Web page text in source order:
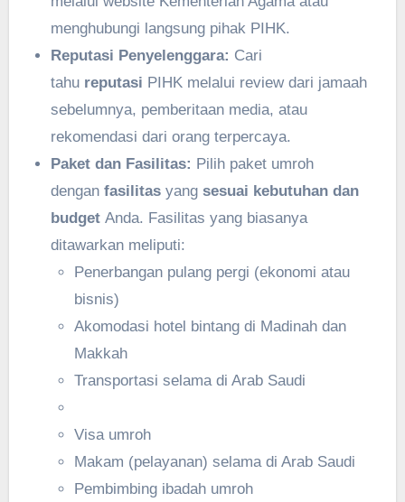
menghubungi langsung pihak PIHK.
Reputasi Penyelenggara: Cari
tahu reputasi PIHK melalui review dari jamaah
sebelumnya, pemberitaan media, atau
rekomendasi dari orang terpercaya.
Paket dan Fasilitas: Pilih paket umroh
dengan fasilitasyang sesuai kebutuhan dan
budgetAnda. Fasilitas yang biasanya
ditawarkan meliputi:
Penerbangan pulang pergi (ekonomi atau
bisnis)
Akomodasi hotel bintang di Madinah dan
Makkah
Transportasi selama di Arab Saudi
Visa umroh
Makam (pelayanan) selama di Arab Saudi
Pembimbing ibadah umroh